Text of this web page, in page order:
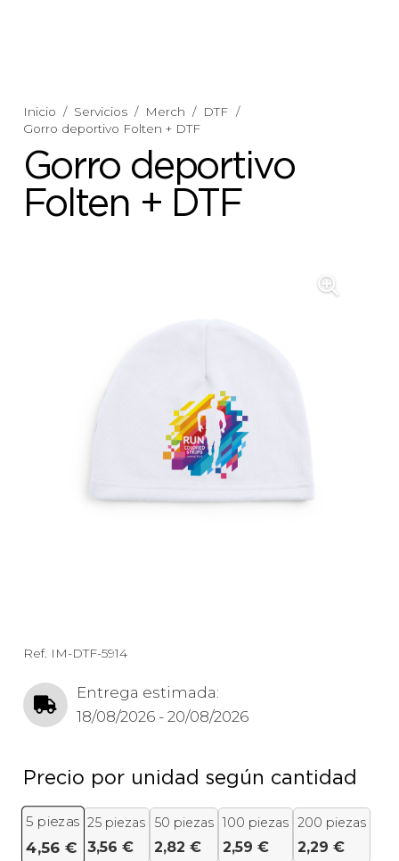
Inicio / Servicios / Merch / DTF /
Gorro deportivo Folten + DTF
Gorro deportivo
Folten + DTF
Ref. IM-DTF-5914
Entrega estimada:
18/08/2026 - 20/08/2026
Precio por unidad según cantidad
5 piezas
4,56 €
25 piezas
3,56 €
50 piezas
2,82 €
100 piezas
2,59 €
200 piezas
2,29 €